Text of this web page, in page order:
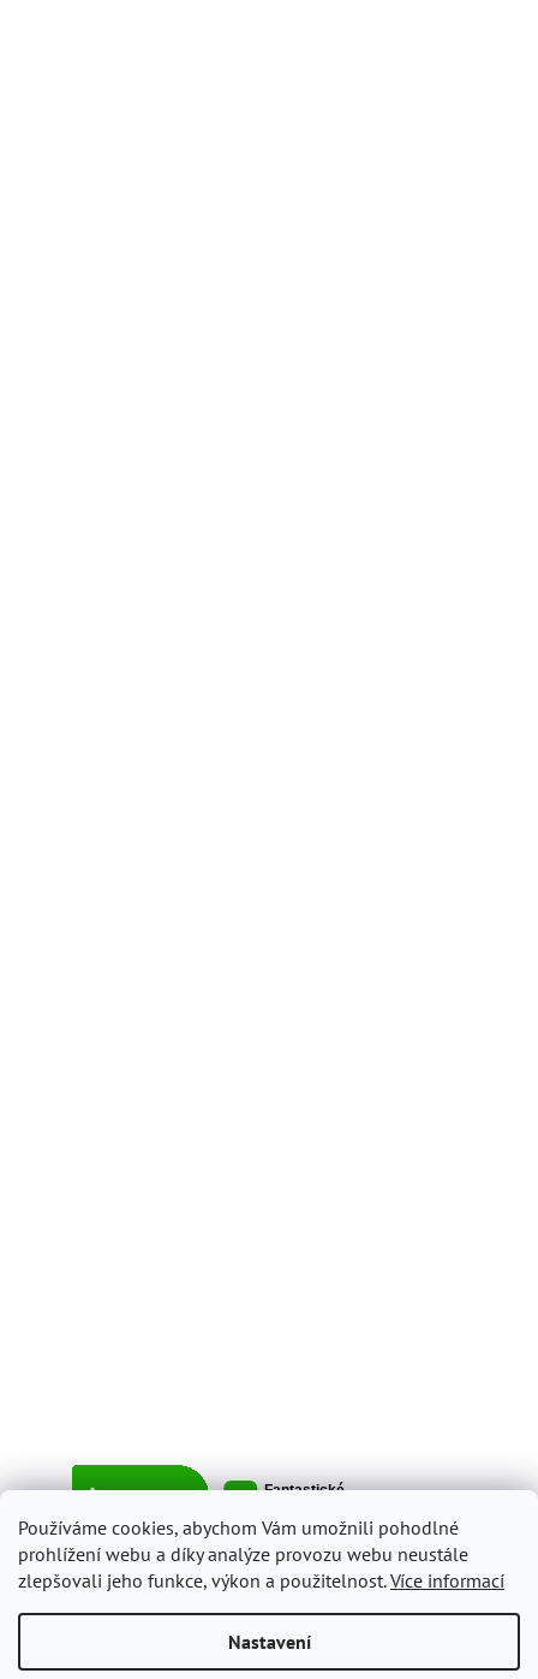
Používáme cookies, abychom Vám umožnili pohodlné
prohlížení webu a díky analýze provozu webu neustále
zlepšovali jeho funkce, výkon a použitelnost.Více informací
Nastavení